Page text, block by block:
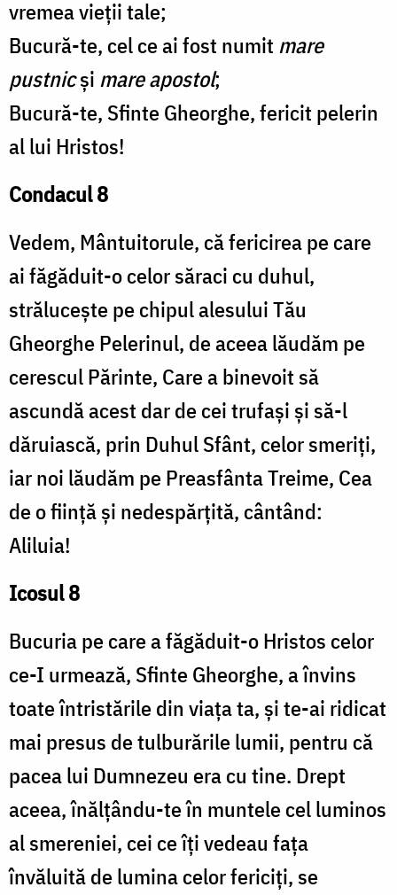
vremea vieții tale;
Bucură-te, cel ce ai fost numit mare
pustnicși mare apostol;
Bucură-te, Sfinte Gheorghe, fericit pelerin
al lui Hristos!
Condacul 8
Vedem, Mântuitorule, că fericirea pe care
ai făgăduit-o celor săraci cu duhul,
strălucește pe chipul alesului Tău
Gheorghe Pelerinul, de aceea lăudăm pe
cerescul Părinte, Care a binevoit să
ascundă acest dar de cei trufași și să-l
dăruiască, prin Duhul Sfânt, celor smeriți,
iar noi lăudăm pe Preasfânta Treime, Cea
de o ființă și nedespărțită, cântând:
Aliluia!
Icosul 8
Bucuria pe care a făgăduit-o Hristos celor
ce-I urmează, Sfinte Gheorghe, a învins
toate întristările din viața ta, și te-ai ridicat
mai presus de tulburările lumii, pentru că
pacea lui Dumnezeu era cu tine. Drept
aceea, înălțându-te în muntele cel luminos
al smereniei, cei ce îți vedeau fața
învăluită de lumina celor fericiți, se